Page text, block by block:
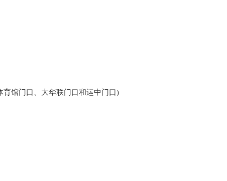
馆门口、大华联门口和运中门口)